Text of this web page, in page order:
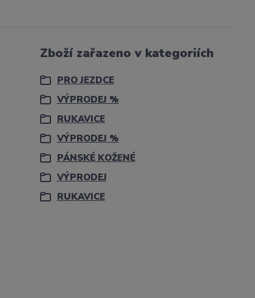
Zboží zařazeno v kategoriích
PRO JEZDCE
VÝPRODEJ %
RUKAVICE
VÝPRODEJ %
PÁNSKÉ KOŽENÉ
VÝPRODEJ
RUKAVICE